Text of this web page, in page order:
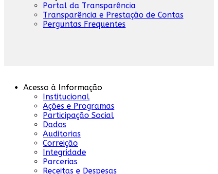
Portal da Transparência
Transparência e Prestação de Contas
Perguntas Frequentes
Acesso à Informação
Institucional
Ações e Programas
Participação Social
Dados
Auditorias
Correição
Integridade
Parcerias
Receitas e Despesas